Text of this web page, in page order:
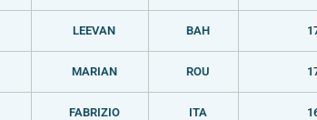
LEEVAN BAH
MARIAN ROU
FABRIZIO ITA